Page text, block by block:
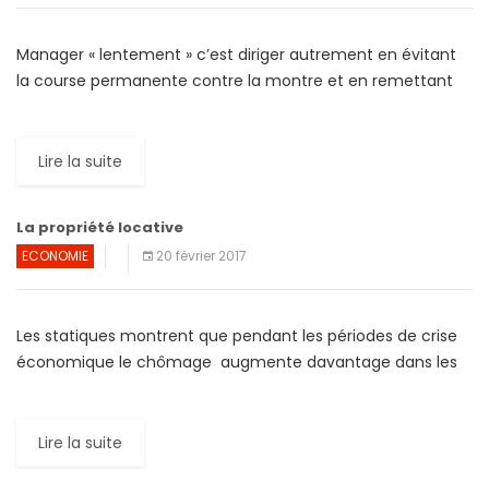
Manager « lentement » c’est diriger autrement en évitant
la course permanente contre la montre et en remettant
Lire la suite
La propriété locative
ECONOMIE 20 février 2017
Les statiques montrent que pendant les périodes de crise
économique le chômage augmente davantage dans les
Lire la suite